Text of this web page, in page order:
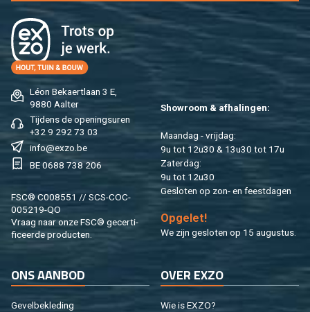
Léon Be­kaert­laan 3 E,
9880 Aal­ter
Tij­dens de ope­nings­uren
+32 9 292 73 03
info@​exzo.​be
BE 0688 738 206
FSC® C008551 // SCS-COC-
005219-QO
Vraag naar onze FSC® ge­cer­ti­
fi­ceer­de pro­duc­ten.
Show­room & af­ha­lin­gen:
Maan­dag - vrij­dag:
9u tot 12u30 & 13u30 tot 17u
Za­ter­dag:
9u tot 12u30
Ge­slo­ten op zon- en feest­da­gen
Op­ge­let!
We zijn ge­slo­ten op 15 au­gus­tus.
ONS AAN­BOD
Ge­vel­be­kle­ding
OVER EXZO
Wie is EXZO?